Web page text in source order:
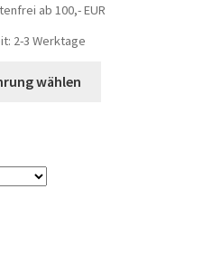
ab 100,- EUR
2-3 Werktage
wählen